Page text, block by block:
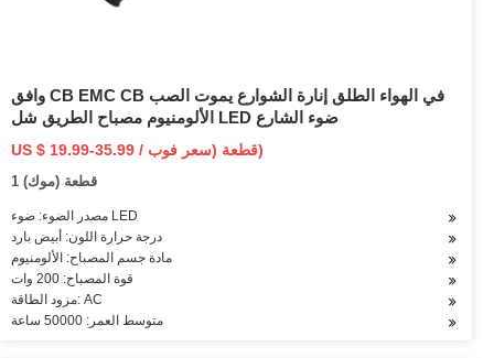
وافق CB EMC CB في الهواء الطلق إنارة الشوارع يموت الصب
الألومنيوم مصباح الطريق شل LED ضوء الشارع
US $ 19.99-35.99 / قطعة (سعر فوب)
1 قطعة (موك)
مصدر الضوء: ضوء LED
درجة حرارة اللون: أبيض بارد
مادة جسم المصباح: الألومنيوم
قوة المصباح: 200 وات
مزود الطاقة: AC
متوسط العمر: 50000 ساعة